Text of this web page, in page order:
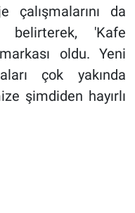
çalışmalarını da
'Kafe
oldu. Yeni
çok yakında
şimdiden hayırlı